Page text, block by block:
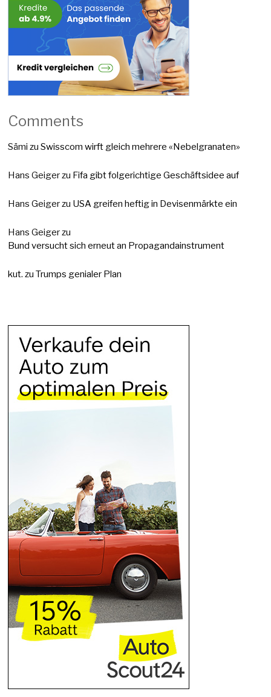
Comments
Sämi zuSwisscom wirft gleich mehrere «Nebelgranaten»
Hans Geigerzu Fifa gibt folgerichtige Geschäftsidee auf
Hans Geigerzu USA greifen heftig in Devisenmärkte ein
Hans Geigerzu
Bund versucht sich erneut an Propagandainstrument
kut. zuTrumps genialer Plan